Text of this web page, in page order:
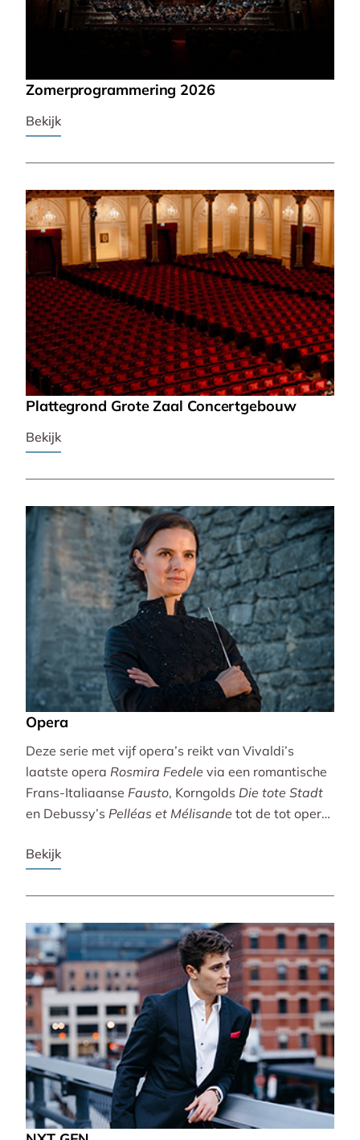
Zomerprogrammering 2026
Bekijk
Plattegrond Grote Zaal Concertgebouw
Bekijk
Opera
Deze serie met vijf opera’s reikt van Vivaldi’s
laatste opera Rosmira Fedele via een romantische
Frans-Italiaanse Fausto, Korngolds Die tote Stadt
en Debussy’s Pelléas et Mélisande tot de tot opera
Vivaldi wordt gebracht door de Accademia
opera’s tekenen het Radio Filharmonisch Orkest en
Bekijk